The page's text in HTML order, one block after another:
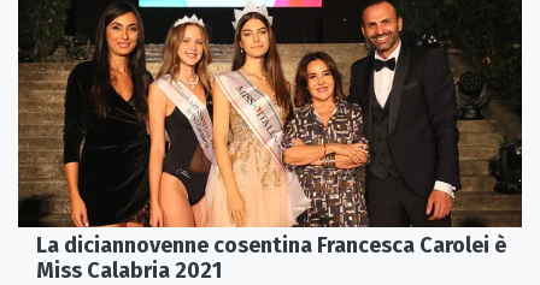
La diciannovenne cosentina Francesca Carolei è
Miss Calabria 2021